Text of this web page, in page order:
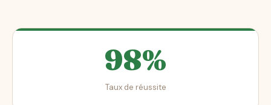
98%
Taux de réussite